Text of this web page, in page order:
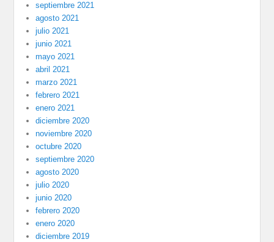
septiembre 2021
agosto 2021
julio 2021
junio 2021
mayo 2021
abril 2021
marzo 2021
febrero 2021
enero 2021
diciembre 2020
noviembre 2020
octubre 2020
septiembre 2020
agosto 2020
julio 2020
junio 2020
febrero 2020
enero 2020
diciembre 2019